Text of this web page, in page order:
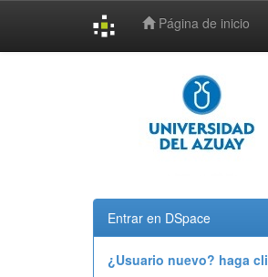
Página de inicio
Entrar en DSpace
¿Usuario nuevo? haga